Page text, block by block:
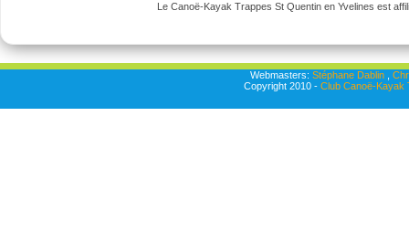
Le Canoë-Kayak Trappes St Quentin en Yvelines est
Webmasters: Stéphane Dablin,
Copyright 2010 - Club Canoë-Kayak